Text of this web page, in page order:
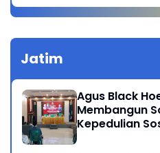
Jatim
Agus Black
Membangun
Kepedulian